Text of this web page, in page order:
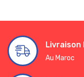
Au Maroc